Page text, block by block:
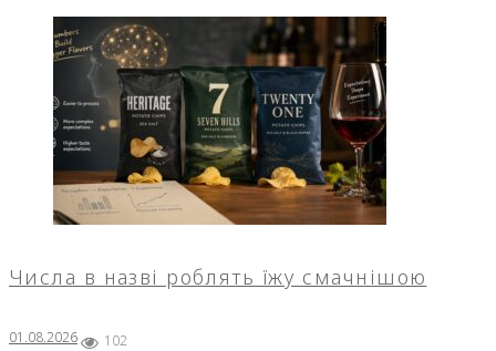
Числа в назві роблять їжу смачнішою
01.08.2026 102